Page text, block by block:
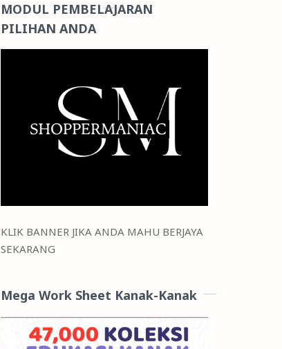
MODUL PEMBELAJARAN
PILIHAN ANDA
KLIK BANNER JIKA ANDA MAHU BERJAYA
SEKARANG
Mega Work Sheet Kanak-Kanak